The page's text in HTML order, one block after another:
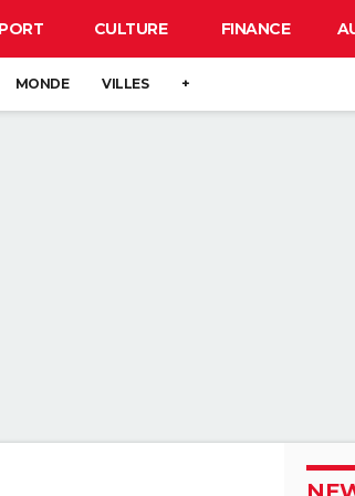
CULTURE FINANCE
MONDE VILLES +